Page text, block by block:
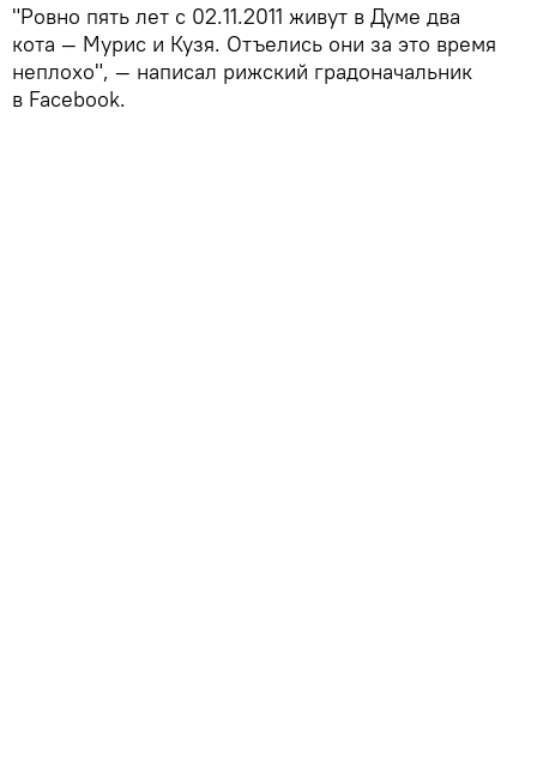
"Ровно пять лет с 02.11.2011 живут в Думе два
кота — Мурис и Кузя. Отъелись они за это время
неплохо", — написал рижский градоначальник
в Facebook.